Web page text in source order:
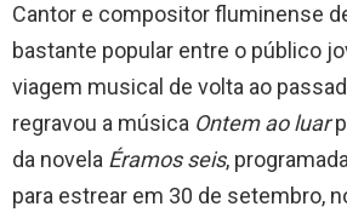
Cantor e compositor fluminense
bastante popular entre o público
viagem musical de volta ao
regravou a música Ontem ao luar
da novela Éramos seis,
para estrear em 30 de setembro,